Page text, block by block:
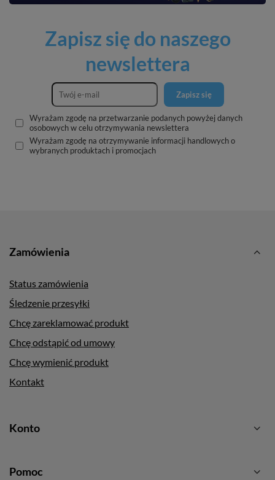
Zapisz się do naszego
newslettera
Zapisz się
Wyrażam zgodę na przetwarzanie podanych powyżej danych
osobowych w celu otrzymywania newslettera
Wyrażam zgodę na otrzymywanie informacji handlowych o
wybranych produktach i promocjach
Zamówienia
Status zamówienia
Śledzenie przesyłki
Chcę zareklamować produkt
Chcę odstąpić od umowy
Chcę wymienić produkt
Kontakt
Konto
Pomoc